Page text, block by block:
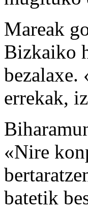
Mareak
Bizkaiko
bezalaxe.
errekak,
«Nire
batetik